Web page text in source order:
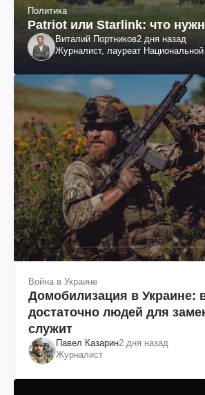
Политика
Patriot или Starlink: что
Виталий Портников2 дня назад
Журналист, лауреат Национальной
Война в Украине
Домобилизация в Украине:
достаточно людей для
служит
Павел Казарин2 дня назад
Журналист